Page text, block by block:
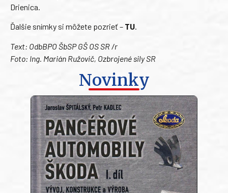
Drienica.
Ďalšie snímky si môžete pozrieť – TU.
Text: OdbBPO ŠbSP GŠ OS SR /r
Foto: Ing. Marián Ružovič, Ozbrojené sily SR
Novinky